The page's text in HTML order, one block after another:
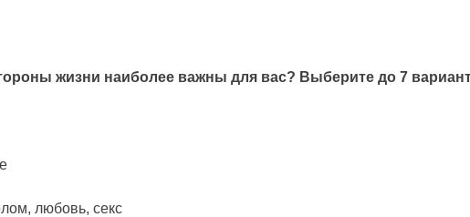
жизни наиболее важны для вас? Выберите до 7
любовь, секс